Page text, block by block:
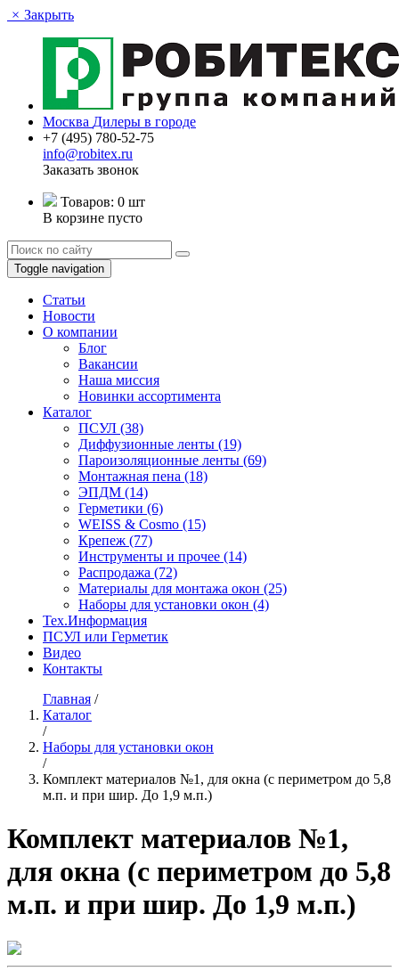
× Закрыть
Москва Дилеры в городе
+7 (495) 780-52-75
info@robitex.ru
Заказать звонок
Товаров: 0 шт
В корзине пусто
Toggle navigation
Статьи
Новости
О компании
Блог
Вакансии
Наша миссия
Новинки ассортимента
Каталог
ПСУЛ (38)
Диффузионные ленты (19)
Пароизоляционные ленты (69)
Монтажная пена (18)
ЭПДМ (14)
Герметики (6)
WEISS & Cosmo (15)
Крепеж (77)
Инструменты и прочее (14)
Распродажа (72)
Материалы для монтажа окон (25)
Наборы для установки окон (4)
Тех.Информация
ПСУЛ или Герметик
Видео
Контакты
Главная /
Каталог
/
Наборы для установки окон
/
Комплект материалов №1, для окна (с периметром до 5,8
м.п. и при шир. До 1,9 м.п.)
Комплект материалов №1,
для окна (с периметром до 5,8
м.п. и при шир. До 1,9 м.п.)